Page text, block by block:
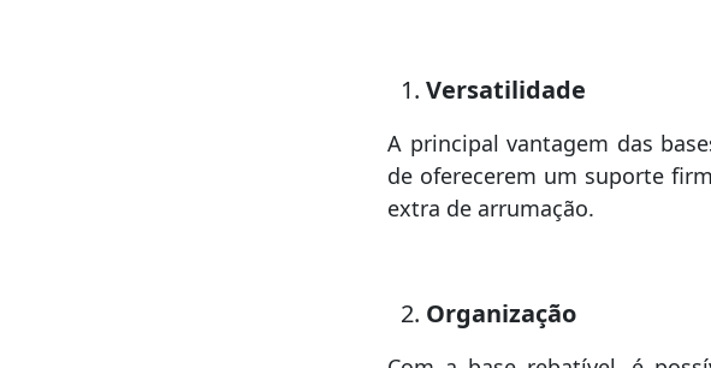
Versatilidade
A principal vantagem das
de oferecerem um suporte
extra de arrumação.
Organização